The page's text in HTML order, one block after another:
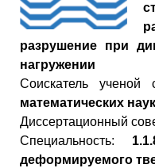
разрушение при
нагружении
Cоискатель ученой
математических наук
Диссертационный
Специальность:
деформируемого